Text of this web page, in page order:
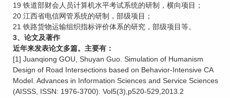
19 铁道部财会人员计算机水平考试系统的研制，横向项目；
20 江西省电信网管系统的研制，部级项目；
21 铁路货物运输组织指标评价体系的研究，部级项目等。
3、论文及著作
近年来发表论文多篇。主要有：
[1] Juanqiong GOU, Shuyan Guo. Simulation of Humanism
Design of Road Intersections based on Behavior-Intensive CA
Model. Advances in Information Sciences and Service Sciences
(AISSS, ISSN: 1976-3700). Vol5(3),p520-529,2013.2